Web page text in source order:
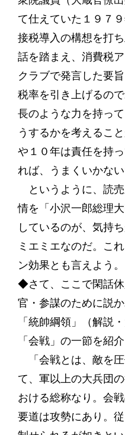
て仕えていた１９７
接税導入の構想を打
話を踏まえ、消費税
クラブで発言した要
税率を引き上げるの
長のような力を持っ
うするかを考えるこ
や１０年は責任を持
れば、うまくいかない
というように、読
情を「小沢一郎総理
しているのが、気持
ミエミエなのだ。こ
ン効果とも言えよう。
◆さて、ここで閑話
官・参謀のために説
「統帥綱領」（解説
「会戦」の一節を紹
「会戦とは、敵を
て、軍以上の大兵団
おける総称なり。会
要道は攻勢にあり。